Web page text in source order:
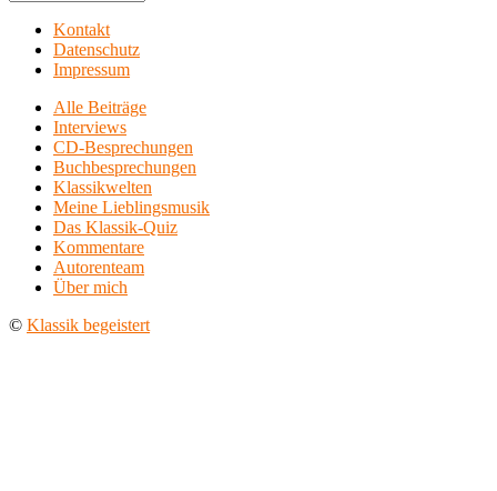
Kontakt
Datenschutz
Impressum
Alle Beiträge
Interviews
CD-Besprechungen
Buchbesprechungen
Klassikwelten
Meine Lieblingsmusik
Das Klassik-Quiz
Kommentare
Autorenteam
Über mich
© Klassik begeistert